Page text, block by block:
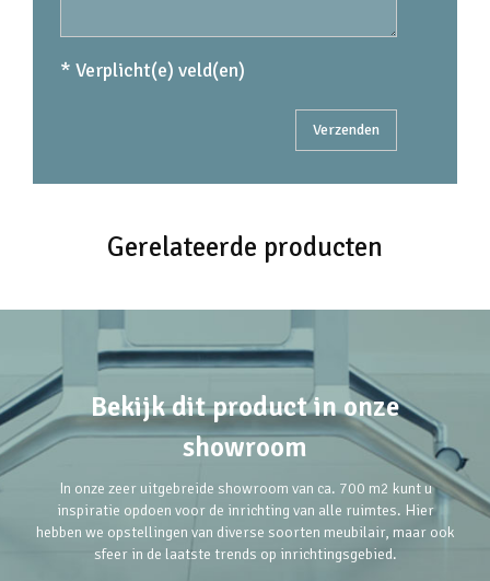
* Verplicht(e) veld(en)
Gerelateerde producten
Bekijk dit product in onze
showroom
In onze zeer uitgebreide showroom van ca. 700 m2 kunt u
inspiratie opdoen voor de inrichting van alle ruimtes. Hier
hebben we opstellingen van diverse soorten meubilair, maar ook
sfeer in de laatste trends op inrichtingsgebied.